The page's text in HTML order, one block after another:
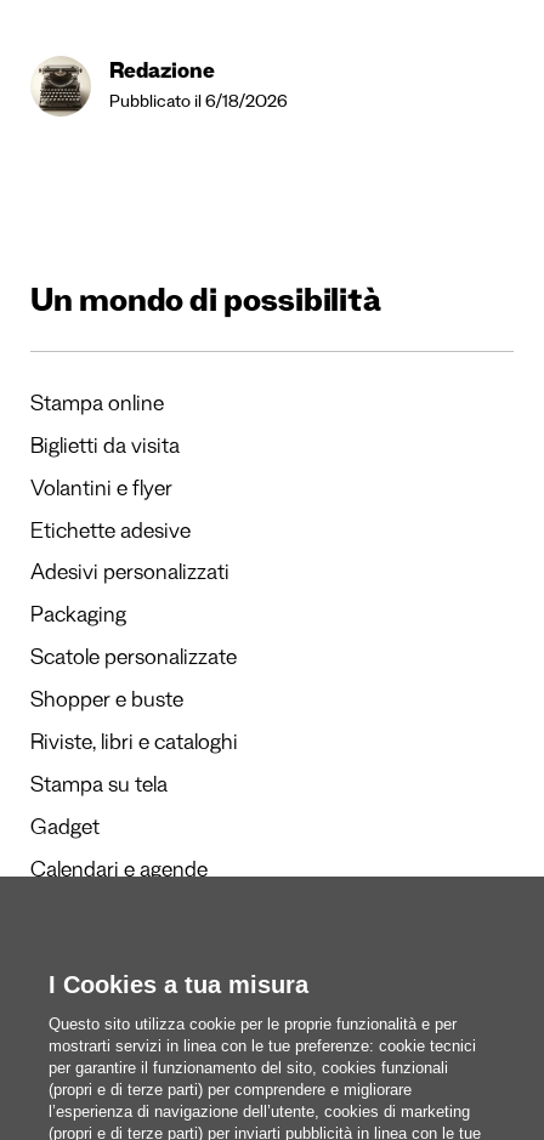
Redazione
Pubblicato il 6/18/2026
Un mondo di possibilità
Stampa online
Biglietti da visita
Volantini e flyer
Etichette adesive
Adesivi personalizzati
Packaging
Scatole personalizzate
Shopper e buste
Riviste, libri e cataloghi
Stampa su tela
Gadget
Calendari e agende
Redazione
Questi siamo noi
blog@pixartprinting.com
I Cookies a tua misura
Questo sito utilizza cookie per le proprie funzionalità e per
mostrarti servizi in linea con le tue preferenze: cookie tecnici
per garantire il funzionamento del sito, cookies funzionali
(propri e di terze parti) per comprendere e migliorare
l’esperienza di navigazione dell’utente, cookies di marketing
(propri e di terze parti) per inviarti pubblicità in linea con le tue